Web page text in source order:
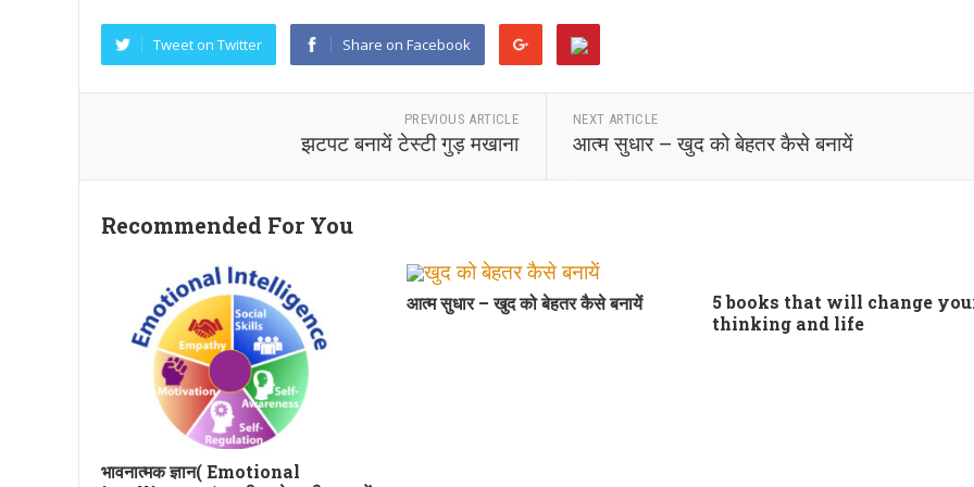
Tweet on Twitter Share on Facebook
PREVIOUS ARTICLE
झटपट बनायें टेस्टी गुड़ मखाना
NEXT ARTICLE
आत्म सुधार – खुद को बेहतर कैसे बनायें
Recommended For You
भावनात्मक ज्ञान( Emotional
आत्म सुधार – खुद को बेहतर कैसे बनायें
5 books that will change
thinking and life